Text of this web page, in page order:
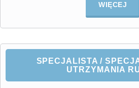
WIĘCEJ
SPECJALISTA /
UTRZYMANIA